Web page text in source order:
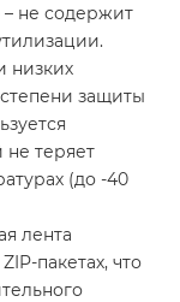
– не содержит
низких
защиты
не теряет
(до -40
лента
пакетах, что